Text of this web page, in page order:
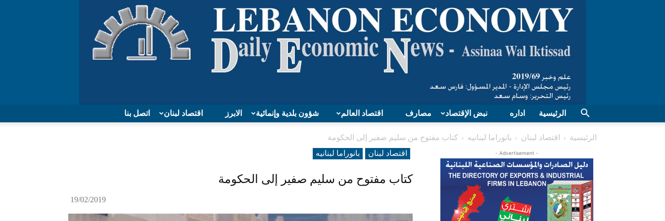
Lebanon
اتصل بنا اقتصاد لبنان الابرز شؤون بلدية وإنمائية اقتصاد العالم مصارف نبض الإقتصاد اداره الرئيسية
الرئيسية اقتصاد لبنان بانوراما لبنانیه
كتاب مفتوح من سليم صفير إلى الحكومة
اقتصاد لبنان
بانوراما لبنانیه
كتاب مفتوح من سليم صفير إلى الحكومة
19/02/2019
- Advertisement -